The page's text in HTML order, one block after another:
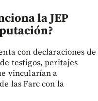
la JEP
con declaraciones de
testigos, peritajes
vincularían a
las Farc con la